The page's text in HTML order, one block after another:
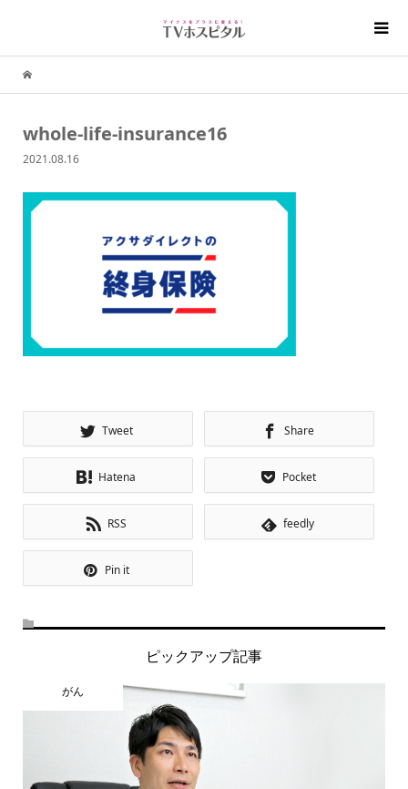
whole-life-insurance16
2021.08.16
Tweet Share
Hatena Pocket
RSS feedly
Pin it
ピックアップ記事
がん